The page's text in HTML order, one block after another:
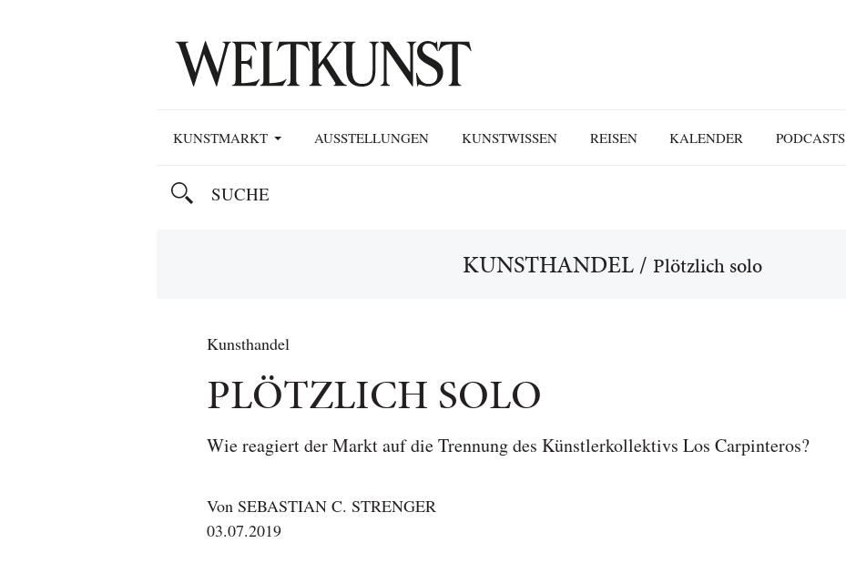
KUNSTMARKT AUSSTELLUNGEN KUNSTWISSEN REISEN KALENDER PODCASTS
KUNSTHANDEL/ Plötzlich solo
Kunsthandel
PLÖTZLICH SOLO
Wie reagiert der Markt auf die Trennung des Künstlerkollektivs Los Carpinteros?
Von SEBASTIAN C. STRENGER
03.07.2019